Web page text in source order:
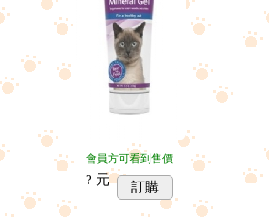
HEYMI嘿咪 - 再來一罐 -
鮪魚+雞肉 170g
會員方可看到售價
? 元 訂購